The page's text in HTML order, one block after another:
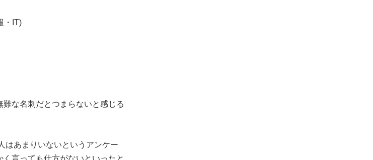
・IT)
な名刺だとつまらないと感じる
はあまりいないというアンケー
言っても仕方がないといったと